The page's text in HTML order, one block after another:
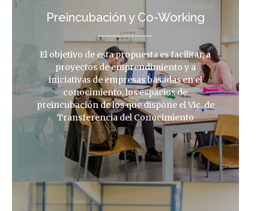
Preincubación y Co-Working
El objetivo de esta propuesta es facilitar, a
proyectos de emprendimiento y a
iniciativas de empresas basadas en el
conocimiento, los espacios de
preincubación de los que dispone el Vic. de
Transferencia del Conocimiento